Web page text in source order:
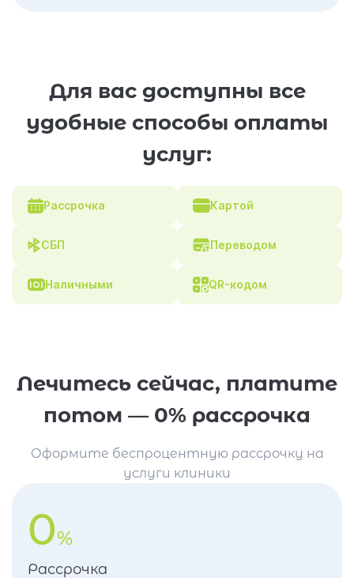
Для вас доступны все
удобные способы оплаты
услуг:
Рассрочка Картой
СБП Переводом
Наличными QR-кодом
Лечитесь сейчас, платите
потом — 0% рассрочка
Оформите беспроцентную рассрочку на
услуги клиники
0%
Рассрочка